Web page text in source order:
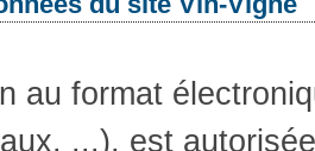
au format
...), est